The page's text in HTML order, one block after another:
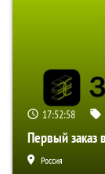
17:52:57
Первый заказ
Россия